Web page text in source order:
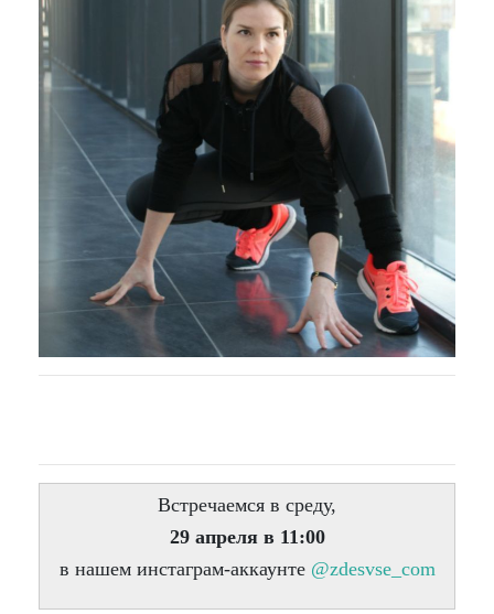
Встречаемся в среду,
29 апреля в 11:00
в нашем инстаграм-аккаунте @zdesvse_com